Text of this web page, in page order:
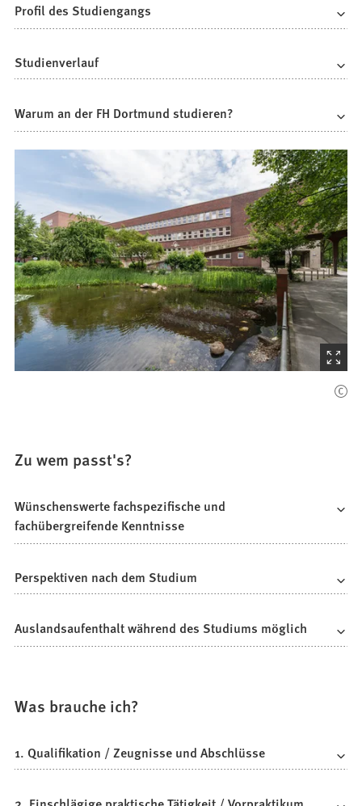
Profil des Studiengangs
Studienverlauf
Warum an der FH Dortmund studieren?
(Startet
den
Zu wem passt's?
Wünschenswerte fachspezifische und
fachübergreifende Kenntnisse
Perspektiven nach dem Studium
Auslandsaufenthalt während des Studiums möglich
Was brauche ich?
1. Qualifikation / Zeugnisse und Abschlüsse